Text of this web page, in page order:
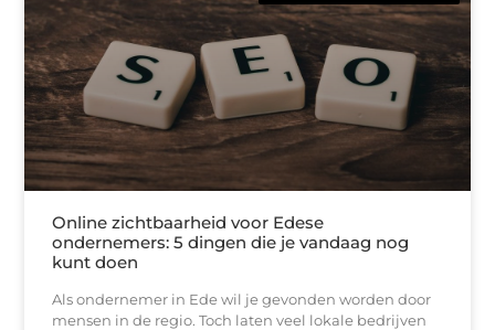
Online zichtbaarheid voor Edese
ondernemers: 5 dingen die je vandaag nog
kunt doen
Als ondernemer in Ede wil je gevonden worden door
mensen in de regio. Toch laten veel lokale bedrijven